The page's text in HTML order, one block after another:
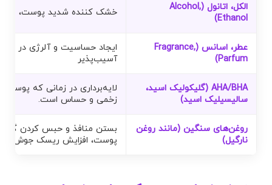
الکل، اتانول (Alcohol,
Ethanol)
خشک کننده شدید پوست،
عطر، اسانس (Fragrance,
Parfum)
ایجاد حساسیت و آلرژی در
آسیب‌پذیر
AHA/BHA (گلیکولیک اسید،
سالیسیلیک اسید)
لایه‌برداری در زمانی که
زخمی و حساس است.
روغن‌های سنگین (مانند روغن
نارگیل)
بستن منافذ و حبس کردن گرما
پوست، افزایش ریسک جوش